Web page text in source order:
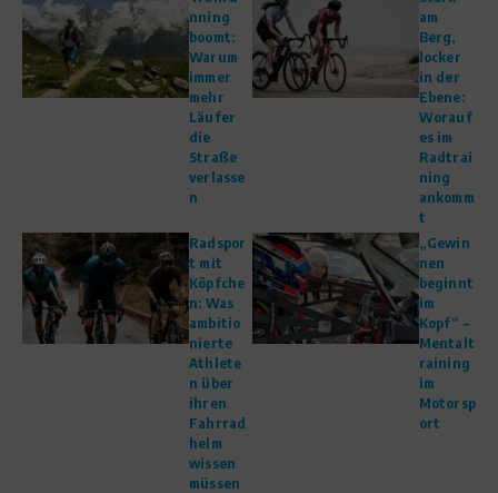
nning
boomt:
Warum
immer
mehr
Läufer
die
Straße
verlasse
n
am
Berg,
locker
in der
Ebene:
Worauf
es im
Radtrai
ning
ankomm
t
Radspor
t mit
Köpfche
n: Was
ambitio
nierte
Athlete
n über
ihren
Fahrrad
helm
wissen
müssen
„Gewin
nen
beginnt
im
Kopf“ –
Mentalt
raining
im
Motorsp
ort